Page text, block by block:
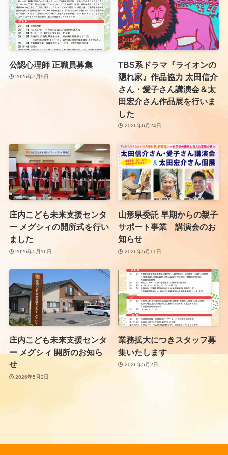
公認心理師 正職員募集
2026年7月9日
TBS系ドラマ『ライオンの
隠れ家』作品協力 太田信介
さん・愛子さん講演会＆太
田宏介さん作品展を行いま
した
2026年6月24日
庄内こども未来支援センタ
ー メグシィの開所式を行い
ました
2026年5月16日
山形県委託 早期からの親子
サポート事業 講演会のお
知らせ
2026年5月11日
庄内こども未来支援センタ
ー メグシィ 開所のお知ら
せ
2026年5月2日
業務拡大につきスタッフ募
集いたします
2026年5月2日